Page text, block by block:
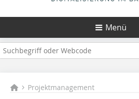
Menü
Projektmanagement